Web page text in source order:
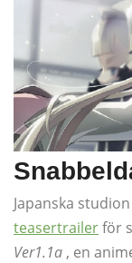
Japanska
teasertrailerför
Ver1.1a , en